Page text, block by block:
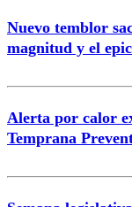
Nuevo temblor
magnitud y el
Alerta por calor
Temprana